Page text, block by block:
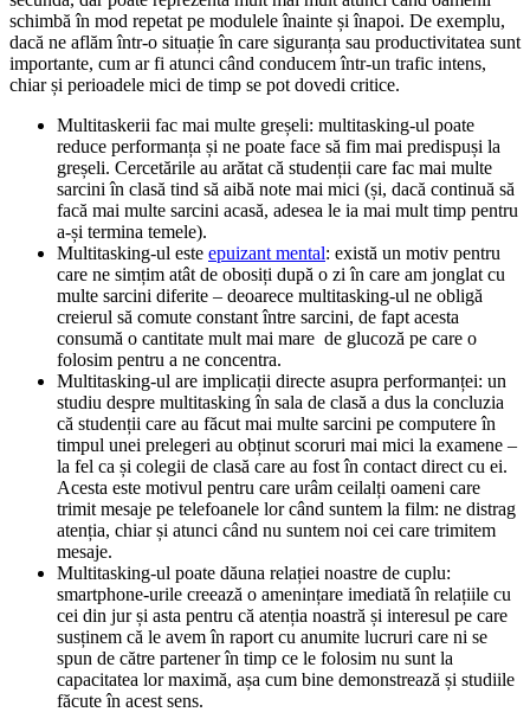
schimbă în mod repetat pe modulele înainte și înapoi. De exemplu,
dacă ne aflăm într-o situație în care siguranța sau productivitatea sunt
importante, cum ar fi atunci când conducem într-un trafic intens,
chiar și perioadele mici de timp se pot dovedi critice.
Multitaskerii fac mai multe greșeli: multitasking-ul poate
reduce performanța și ne poate face să fim mai predispuși la
greșeli. Cercetările au arătat că studenții care fac mai multe
sarcini în clasă tind să aibă note mai mici (și, dacă continuă să
facă mai multe sarcini acasă, adesea le ia mai mult timp pentru
a-și termina temele).
Multitasking-ul este epuizant mental: există un motiv pentru
care ne simțim atât de obosiți după o zi în care am jonglat cu
multe sarcini diferite – deoarece multitasking-ul ne obligă
creierul să comute constant între sarcini, de fapt acesta
consumă o cantitate mult mai mare de glucoză pe care o
folosim pentru a ne concentra.
Multitasking-ul are implicații directe asupra performanței: un
studiu despre multitasking în sala de clasă a dus la concluzia
că studenții care au făcut mai multe sarcini pe computere în
timpul unei prelegeri au obținut scoruri mai mici la examene –
la fel ca și colegii de clasă care au fost în contact direct cu ei.
Acesta este motivul pentru care urâm ceilalți oameni care
trimit mesaje pe telefoanele lor când suntem la film: ne distrag
atenția, chiar și atunci când nu suntem noi cei care trimitem
mesaje.
Multitasking-ul poate dăuna relației noastre de cuplu:
smartphone-urile creează o amenințare imediată în relațiile cu
cei din jur și asta pentru că atenția noastră și interesul pe care
susținem că le avem în raport cu anumite lucruri care ni se
spun de către partener în timp ce le folosim nu sunt la
capacitatea lor maximă, așa cum bine demonstrează și studiile
făcute în acest sens.